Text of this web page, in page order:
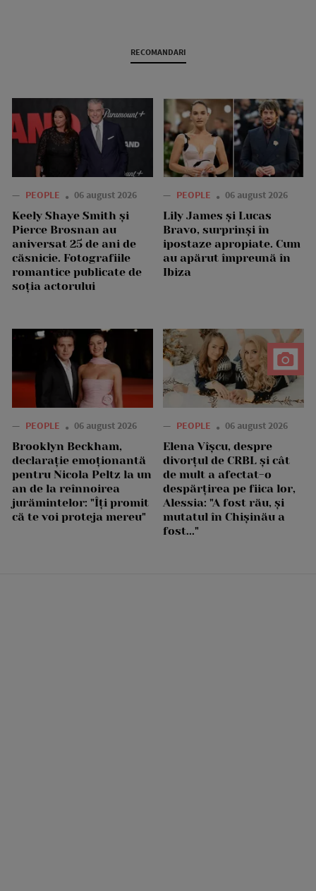
RECOMANDARI
— PEOPLE 06 august 2026
Keely Shaye Smith și
Pierce Brosnan au
aniversat 25 de ani de
căsnicie. Fotografiile
romantice publicate de
soția actorului
— PEOPLE 06 august 2026
Lily James și Lucas
Bravo, surprinși în
ipostaze apropiate. Cum
au apărut împreună în
Ibiza
— PEOPLE 06 august 2026
Brooklyn Beckham,
declarație emoționantă
pentru Nicola Peltz la un
an de la reînnoirea
jurămintelor: "Îți promit
că te voi proteja mereu"
— PEOPLE 06 august 2026
Elena Vîșcu, despre
divorțul de CRBL și cât
de mult a afectat-o
despărțirea pe fiica lor,
Alessia: "A fost rău, și
mutatul în Chișinău a
fost..."